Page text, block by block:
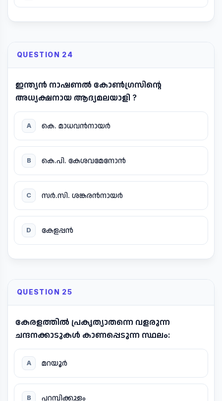
QUESTION 24
ഇന്ത്യൻ നാഷണൽ കോൺഗ്രസിന്റെ
അധ്യക്ഷനായ ആദ്യമലയാളി ?
A കെ. മാധവൻനായർ
B കെ.പി. കേശവമേനോൻ
C സർ.സി. ശങ്കരൻനായർ
D കേളപ്പൻ
QUESTION 25
കേരളത്തിൽ പ്രകൃത്യാതന്നെ വളരുന്ന
ചന്ദനക്കാടുകൾ കാണപ്പെടുന്ന സ്ഥലം:
A മറയൂർ
B പറമ്പിക്കുളം